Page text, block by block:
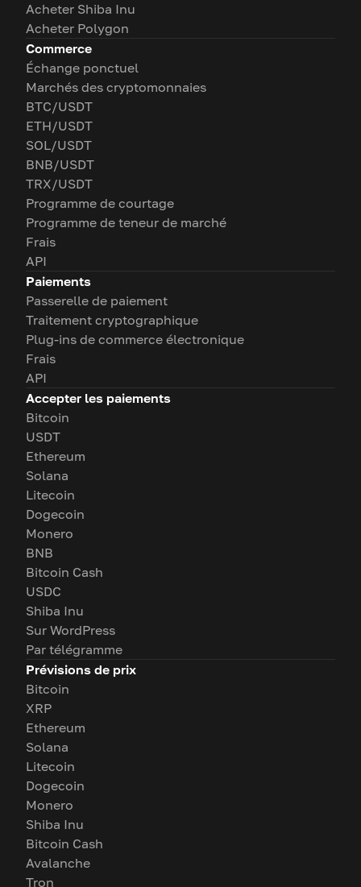
Acheter Shiba Inu
Acheter Polygon
Commerce
Échange ponctuel
Marchés des cryptomonnaies
BTC/USDT
ETH/USDT
SOL/USDT
BNB/USDT
TRX/USDT
Programme de courtage
Programme de teneur de marché
Frais
API
Paiements
Passerelle de paiement
Traitement cryptographique
Plug-ins de commerce électronique
Frais
API
Accepter les paiements
Bitcoin
USDT
Ethereum
Solana
Litecoin
Dogecoin
Monero
BNB
Bitcoin Cash
USDC
Shiba Inu
Sur WordPress
Par télégramme
Prévisions de prix
Bitcoin
XRP
Ethereum
Solana
Litecoin
Dogecoin
Monero
Shiba Inu
Bitcoin Cash
Avalanche
Tron